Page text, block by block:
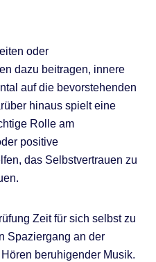
oder
dazu beitragen, innere
auf die bevorstehenden
hinaus spielt eine
Rolle am
positive
das Selbstvertrauen zu
Zeit für sich selbst zu
Spaziergang an der
beruhigender Musik.